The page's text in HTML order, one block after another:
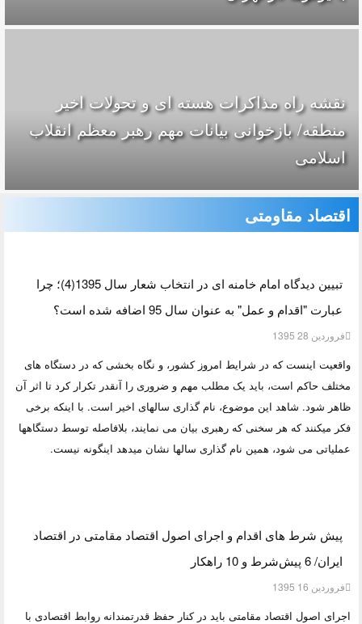
نقشه راه مذاکرات هسته ای و تحولات اخیر
منطقه/ بازخوانی بیانات مهم رهبر معظم انقلاب
اسلامی
اقتصاد مقاومتى
تبیین دیدگاه امام خامنه ای در انتخاب شعار سال 1395(4)؛ چرا
عبارت "اقدام و عمل" به عنوان سال 95 اضافه شده است؟
فروردين 28 1395
واقعیت اینست که در شرایط امروز کشور، و نگاه بخشی که در دستگاه های
مختلف حاکم است، باید یک مطلب مهم و ضروری را آنقدر تکرار کرد تا اثر آن
ظاهر شود. شاهد این موضوع، نام گذاری سالهای اخیر است. با اینکه برخی
فکر میکنند که هر سخنی که رهبری بیان می نمایند، بلافاصله توسط دستگاهها
عملیاتی می شود، همین نام گذاری سالها نشان میدهد اینگونه نیست.
پیش شرط های اقدام و اجرای اصول اقتصاد مقامتی در اقتصاد
ایران/ 6 پیش‌شرط و 10 راهکار
فروردين 16 1395
اجرای اصول اقتصاد مقامتی باید در کنار حفظ قدرتمندانه روابط اقتصادی با